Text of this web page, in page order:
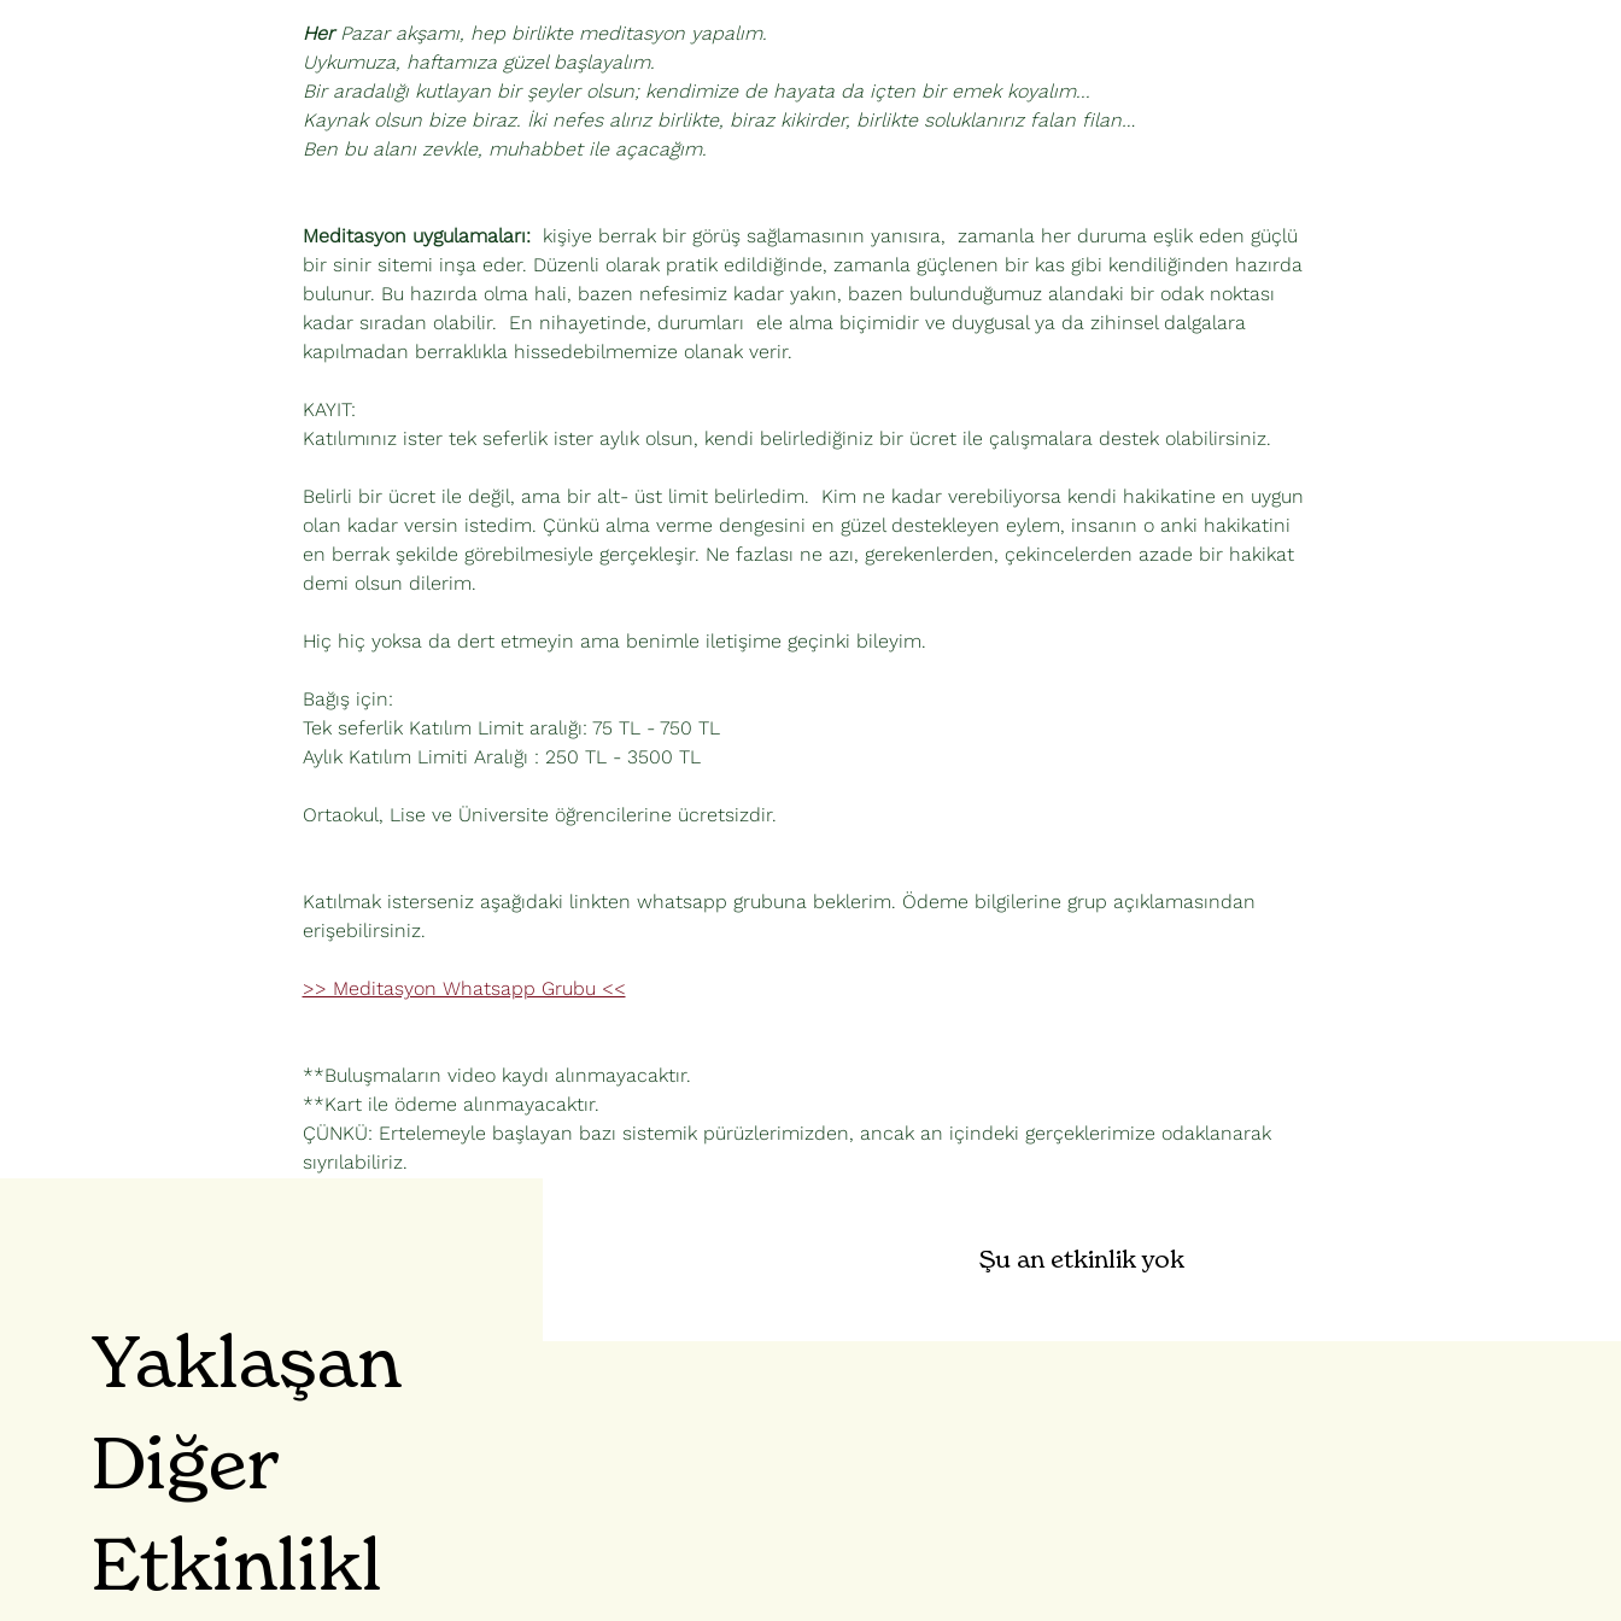
Her Pazar akşamı, hep birlikte meditasyon yapalım.
Uykumuza, haftamıza güzel başlayalım.
Bir aradalığı kutlayan bir şeyler olsun; kendimize de hayata da içten bir emek koyalım...
Kaynak olsun bize biraz. İki nefes alırız birlikte, biraz kikirder, birlikte soluklanırız falan filan…
Ben bu alanı zevkle, muhabbet ile açacağım.
Meditasyon uygulamaları: kişiye berrak bir görüş sağlamasının yanısıra,  zamanla her duruma eşlik eden güçlü
bir sinir sitemi inşa eder. Düzenli olarak pratik edildiğinde, zamanla güçlenen bir kas gibi kendiliğinden hazırda
bulunur. Bu hazırda olma hali, bazen nefesimiz kadar yakın, bazen bulunduğumuz alandaki bir odak noktası
kadar sıradan olabilir.  En nihayetinde, durumları  ele alma biçimidir ve duygusal ya da zihinsel dalgalara
kapılmadan berraklıkla hissedebilmemize olanak verir.
KAYIT:
Katılımınız ister tek seferlik ister aylık olsun, kendi belirlediğiniz bir ücret ile çalışmalara destek olabilirsiniz.
Belirli bir ücret ile değil, ama bir alt- üst limit belirledim.  Kim ne kadar verebiliyorsa kendi hakikatine en uygun
olan kadar versin istedim. Çünkü alma verme dengesini en güzel destekleyen eylem, insanın o anki hakikatini
en berrak şekilde görebilmesiyle gerçekleşir. Ne fazlası ne azı, gerekenlerden, çekincelerden azade bir hakikat
demi olsun dilerim.
Hiç hiç yoksa da dert etmeyin ama benimle iletişime geçinki bileyim.
Bağış için:
Tek seferlik Katılım Limit aralığı: 75 TL - 750 TL
Aylık Katılım Limiti Aralığı : 250 TL - 3500 TL
Ortaokul, Lise ve Üniversite öğrencilerine ücretsizdir.
Katılmak isterseniz aşağıdaki linkten whatsapp grubuna beklerim. Ödeme bilgilerine grup açıklamasından
erişebilirsiniz.
>> Meditasyon Whatsapp Grubu <<
**Buluşmaların video kaydı alınmayacaktır.
**Kart ile ödeme alınmayacaktır.
ÇÜNKÜ: Ertelemeyle başlayan bazı sistemik pürüzlerimizden, ancak an içindeki gerçeklerimize odaklanarak
sıyrılabiliriz.
Yaklaşan
Diğer
Etkinlikl
Şu an etkinlik yok